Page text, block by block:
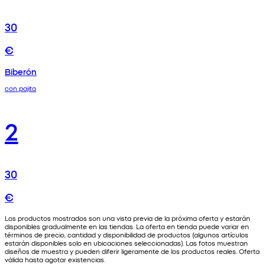
30
€
Biberón
con pajita
2
30
€
Los productos mostrados son una vista previa de la próxima oferta y estarán
disponibles gradualmente en las tiendas. La oferta en tienda puede variar en
términos de precio, cantidad y disponibilidad de productos (algunos artículos
estarán disponibles solo en ubicaciones seleccionadas). Las fotos muestran
diseños de muestra y pueden diferir ligeramente de los productos reales. Oferta
válida hasta agotar existencias.